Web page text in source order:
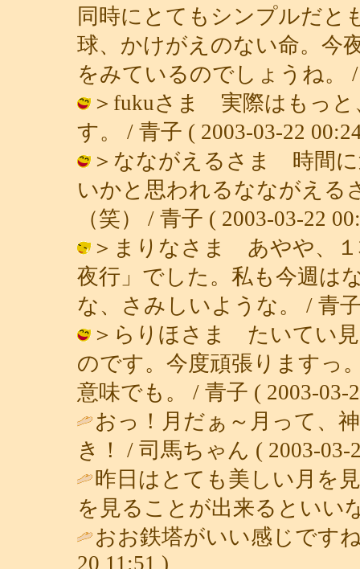
同時にとてもシンプルだと
球、かけがえのない命。今
をみているのでしょうね。 /
＞fukuさま 実際はもっと
す。 / 青子 ( 2003-03-22
＞なながえるさま 時間に
いかと思われるなながえる
（笑） / 青子 ( 2003-03-22
＞まりなさま あやや、１
夜行」でした。私も今週は
な、さみしいような。 / 青
＞らりほさま たいてい見
のです。今度頑張りますっ
意味でも。 / 青子 ( 2003-03-
おっ！月だぁ～月って、
き！ / 司馬ちゃん ( 2003-03-
昨日はとても美しい月を
を見ることが出来るといい
おお鉄塔がいい感じです
20 11:51 )